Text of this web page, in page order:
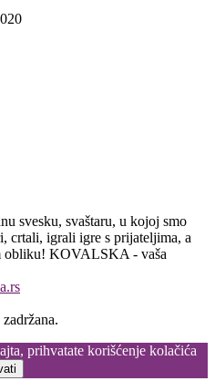
svesku, svaštaru, u kojoj smo
crtali, igrali igre s prijateljima, a
obliku! KOVALSKA - vaša
prihvatate korišćenje kolačića